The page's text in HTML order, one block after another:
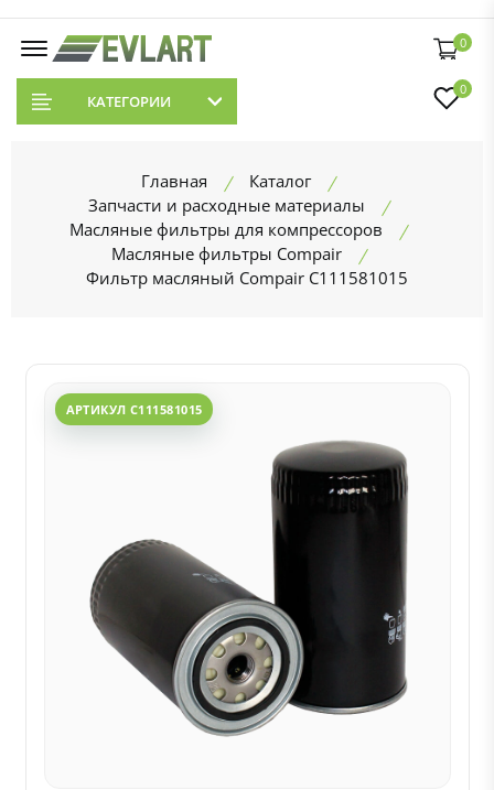
0
КАТЕГОРИИ
0
Главная
Каталог
Запчасти и расходные материалы
Масляные фильтры для компрессоров
Масляные фильтры Compair
Фильтр масляный Compair C111581015
АРТИКУЛ C111581015